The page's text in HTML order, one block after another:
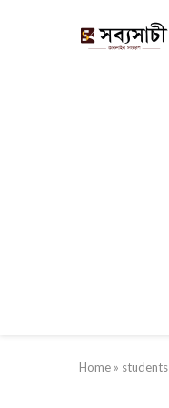
Home » students